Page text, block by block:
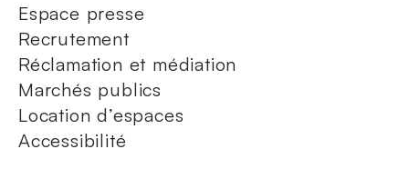
Espace presse
Recrutement
Réclamation et médiation
Marchés publics
Location d’espaces
Accessibilité